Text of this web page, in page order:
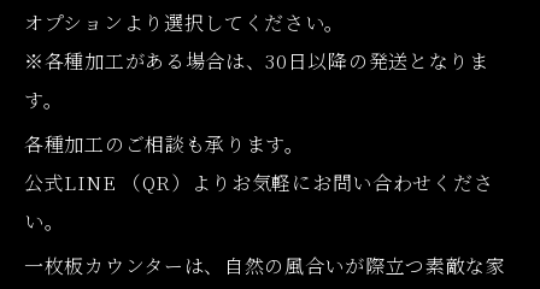
オプションより選択してください。
※各種加工がある場合は、30日以降の発送となりま
す。
各種加工のご相談も承ります。
公式LINE （QR）よりお気軽にお問い合わせくださ
い。
一枚板カウンターは、自然の風合いが際立つ素敵な家